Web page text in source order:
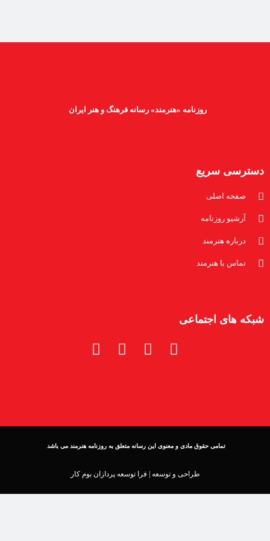
روزنامه «هنرمند» رسانه فرهنگ و هنر ایران
دسترسی سریع
صفحه اصلی
آرشیو روزنامه
درباره هنرمند
تماس با هنرمند
شبکه های اجتماعی
تمامی حقوق مادی و معنوی این رسانه متعلق به روزنامه هنرمند می باشد
طراحی و توسعه | فرا توسعه پردازان بوم کار